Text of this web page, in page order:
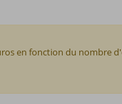
en fonction du nombre